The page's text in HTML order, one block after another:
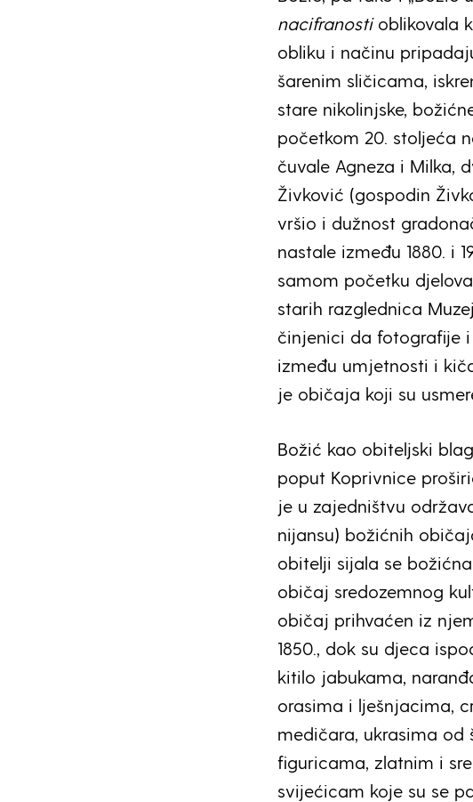
nacifranostioblikovala
obliku i načinu
šarenim sličicama,
stare nikolinjske,
početkom 20. stoljeća
čuvale Agneza i Milka,
Živković (gospodin
vršio i dužnost
nastale između 1880. i
samom početku
starih razglednica
činjenici da fotografije
između umjetnosti i
je običaja koji su
Božić kao obiteljski
poput Koprivnice
je u zajedništvu
nijansu) božićnih
obitelji sijala se
običaj sredozemnog
običaj prihvaćen iz
1850., dok su djeca
kitilo jabukama,
orasima i lješnjacima,
medičara, ukrasima od
figuricama, zlatnim i
svijećicam koje su se